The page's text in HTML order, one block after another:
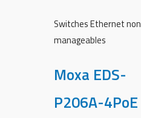
Switches Ethernet non
manageables
Moxa EDS-
P206A-4PoE